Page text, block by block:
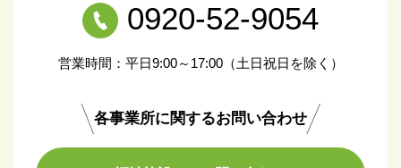
0920-52-9054
営業時間：平日9:00～17:00（土日祝日を除く）
各事業所に関するお問い合わせ